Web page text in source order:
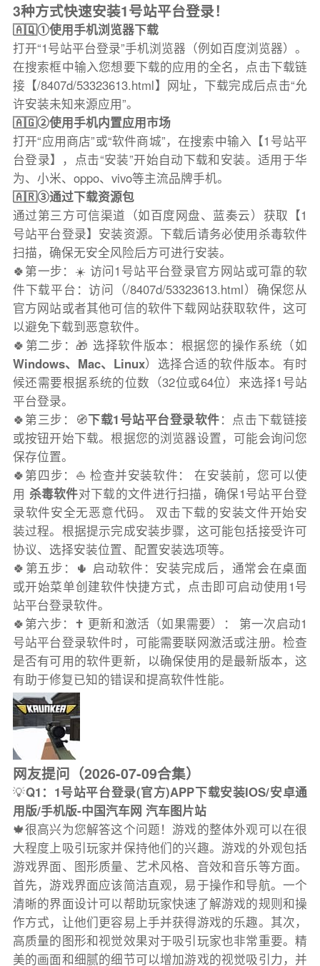
3种方式快速安装1号站平台登录！
🇦🇶①使用手机浏览器下载
打开“1号站平台登录”手机浏览器（例如百度浏览器）。
在搜索框中输入您想要下载的应用的全名，点击下载链
接【/8407d/53323613.html】网址，下载完成后点击“允
许安装未知来源应用”。
🇦🇬②使用手机内置应用市场
打开“应用商店”或“软件商城”，在搜索中输入【1号站平
台登录】，点击“安装”开始自动下载和安装。适用于华
为、小米、oppo、vivo等主流品牌手机。
🇦🇷③通过下载资源包
通过第三方可信渠道（如百度网盘、蓝奏云）获取【1
号站平台登录】安装资源。下载后请务必使用杀毒软件
扫描，确保无安全风险后方可进行安装。
🍀第一步：☀️ 访问1号站平台登录官方网站或可靠的软
件下载平台：访问（/8407d/53323613.html）确保您从
官方网站或者其他可信的软件下载网站获取软件，这可
以避免下载到恶意软件。
🍀第二步：🎁 选择软件版本：根据您的操作系统（如
Windows、Mac、Linux）选择合适的软件版本。有时
候还需要根据系统的位数（32位或64位）来选择1号站
平台登录。
🍀第三步：🧭下载1号站平台登录软件：点击下载链接
或按钮开始下载。根据您的浏览器设置，可能会询问您
保存位置。
🍀第四步：⛵️ 检查并安装软件： 在安装前，您可以使
用 杀毒软件对下载的文件进行扫描，确保1号站平台登
录软件安全无恶意代码。 双击下载的安装文件开始安
装过程。根据提示完成安装步骤，这可能包括接受许可
协议、选择安装位置、配置安装选项等。
🍀第五步：🌵 启动软件：安装完成后，通常会在桌面
或开始菜单创建软件快捷方式，点击即可启动使用1号
站平台登录软件。
🍀第六步：✝️ 更新和激活（如果需要）： 第一次启动1
号站平台登录软件时，可能需要联网激活或注册。检查
是否有可用的软件更新，以确保使用的是最新版本，这
有助于修复已知的错误和提高软件性能。
网友提问（2026-07-09合集）
💡Q1：1号站平台登录(官方)APP下载安装IOS/安卓通
用版/手机版-中国汽车网 汽车图片站
🍁很高兴为您解答这个问题！游戏的整体外观可以在很
大程度上吸引玩家并保持他们的兴趣。游戏的外观包括
游戏界面、图形质量、艺术风格、音效和音乐等方面。
首先，游戏界面应该简洁直观，易于操作和导航。一个
清晰的界面设计可以帮助玩家快速了解游戏的规则和操
作方式，让他们更容易上手并获得游戏的乐趣。其次，
高质量的图形和视觉效果对于吸引玩家也非常重要。精
美的画面和细腻的细节可以增加游戏的视觉吸引力，并